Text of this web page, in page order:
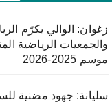
زغوان: الوالي يكرّم
والجمعيات الرياضية
موسم 2025-2026
سليانة: جهود مضنية